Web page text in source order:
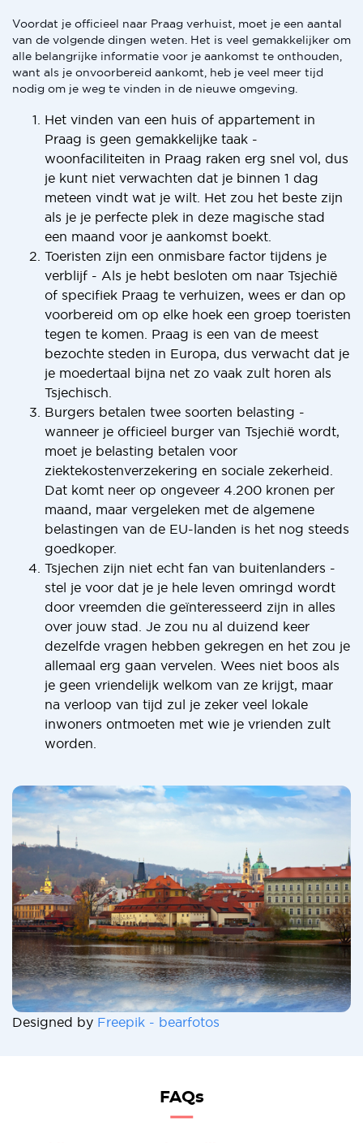
Voordat je officieel naar Praag verhuist, moet je een aantal
van de volgende dingen weten. Het is veel gemakkelijker om
alle belangrijke informatie voor je aankomst te onthouden,
want als je onvoorbereid aankomt, heb je veel meer tijd
nodig om je weg te vinden in de nieuwe omgeving.
Het vinden van een huis of appartement in
Praag is geen gemakkelijke taak -
woonfaciliteiten in Praag raken erg snel vol, dus
je kunt niet verwachten dat je binnen 1 dag
meteen vindt wat je wilt. Het zou het beste zijn
als je je perfecte plek in deze magische stad
een maand voor je aankomst boekt.
Toeristen zijn een onmisbare factor tijdens je
verblijf - Als je hebt besloten om naar Tsjechië
of specifiek Praag te verhuizen, wees er dan op
voorbereid om op elke hoek een groep toeristen
tegen te komen. Praag is een van de meest
bezochte steden in Europa, dus verwacht dat je
je moedertaal bijna net zo vaak zult horen als
Tsjechisch.
Burgers betalen twee soorten belasting -
wanneer je officieel burger van Tsjechië wordt,
moet je belasting betalen voor
ziektekostenverzekering en sociale zekerheid.
Dat komt neer op ongeveer 4.200 kronen per
maand, maar vergeleken met de algemene
belastingen van de EU-landen is het nog steeds
goedkoper.
Tsjechen zijn niet echt fan van buitenlanders -
stel je voor dat je je hele leven omringd wordt
door vreemden die geïnteresseerd zijn in alles
over jouw stad. Je zou nu al duizend keer
dezelfde vragen hebben gekregen en het zou je
allemaal erg gaan vervelen. Wees niet boos als
je geen vriendelijk welkom van ze krijgt, maar
na verloop van tijd zul je zeker veel lokale
inwoners ontmoeten met wie je vrienden zult
worden.
Designed by Freepik - bearfotos
FAQs